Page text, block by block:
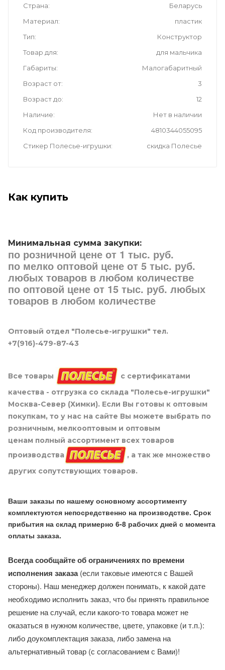
Страна
Беларусь
Материал
пластик
Тип
Конструктор
Товар для
для мальчика
Габариты
Малогабаритный
Возраст от
3
Возраст до
12
Наличие
Нет в наличии
Код производителя
4810344055095
Стикер Полесье-игрушки
скидка Полесье
Как купить
Минимальная сумма закупки:
по розничной цене от 1 тыс. руб.
по мелко оптовой цене от 5 тыс. руб.
любых товаров в любом количестве
по оптовой цене от 15 тыс. руб. любых
товаров в любом количестве
Оптовый отдел "Полесье-игрушки" тел.
+7(916)-479-87-43
Все товары
с сертификатами
качества - отгрузка со склада "Полесье-игрушки"
Москва-Север (Химки). Если Вы готовы к оптовым
покупкам, то у нас на сайте Вы можете выбрать по
розничным, мелкооптовым и оптовым
ценам полный ассортимент всех товаров
производства
, а так же множество
других сопутствующих товаров.
Ваши заказы по нашему основному ассортименту
комплектуются непосредственно на производстве. Срок
прибытия на склад примерно 6-8 рабочих дней с момента
оплаты заказа.
Всегда сообщайте об ограничениях по времени
исполнения заказа(если таковые имеются с Вашей
стороны). Наш менеджер должен понимать, к какой дате
необходимо исполнить заказ, что бы принять правильное
решение на случай, если какого-то товара может не
оказаться в нужном количестве, цвете, упаковке (и т.п.):
либо доукомплектация заказа, либо замена на
альтернативный товар (с согласованием с Вами)!